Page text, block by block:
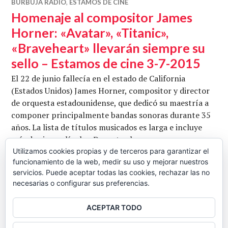
BURBUJA RADIO, ESTAMOS DE CINE
Homenaje al compositor James
Horner: «Avatar», «Titanic»,
«Braveheart» llevarán siempre su
sello – Estamos de cine 3-7-2015
El 22 de junio fallecía en el estado de California
(Estados Unidos) James Horner, compositor y director
de orquesta estadounidense, que dedicó su maestría a
componer principalmente bandas sonoras durante 35
años. La lista de títulos musicados es larga e incluye
más de cien películas. Durante el programa se
comentan algunos de sus trabajos más significativos:
«Aliens, el regreso», «Willow», «Tiempos de gloria», «El
nombre …Seguir leyendoHomenaje al compositor
BARRA
Utilizamos cookies propias y de terceros para garantizar el
funcionamiento de la web, medir su uso y mejorar nuestros
servicios. Puede aceptar todas las cookies, rechazar las no
necesarias o configurar sus preferencias.
ACEPTAR TODO